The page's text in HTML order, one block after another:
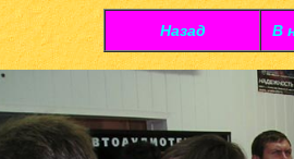
Назад В